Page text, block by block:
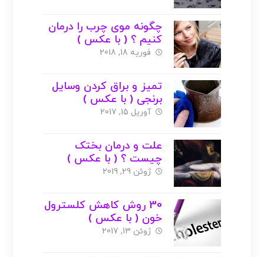
چگونه موی چرب را درمان
کنیم ؟ ( با عکس )
فوریه 18, 2018
تمیز و براق کردن وسایل
برنجی ( با عکس )
آوریل 15, 2017
علت و درمان بختک
چیست ؟ ( با عکس )
ژوئن 29, 2019
30 روش کاهش کلسترول
خون ( با عکس )
ژوئن 13, 2017